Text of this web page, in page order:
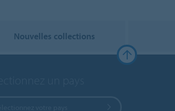
Nouvelles collections